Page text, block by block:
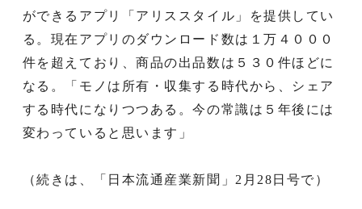
ができるアプリ「アリススタイル」を提供してい
る。現在アプリのダウンロード数は１万４０００
件を超えており、商品の出品数は５３０件ほどに
なる。「モノは所有・収集する時代から、シェア
する時代になりつつある。今の常識は５年後には
変わっていると思います」
（続きは、「日本流通産業新聞」2月28日号で）